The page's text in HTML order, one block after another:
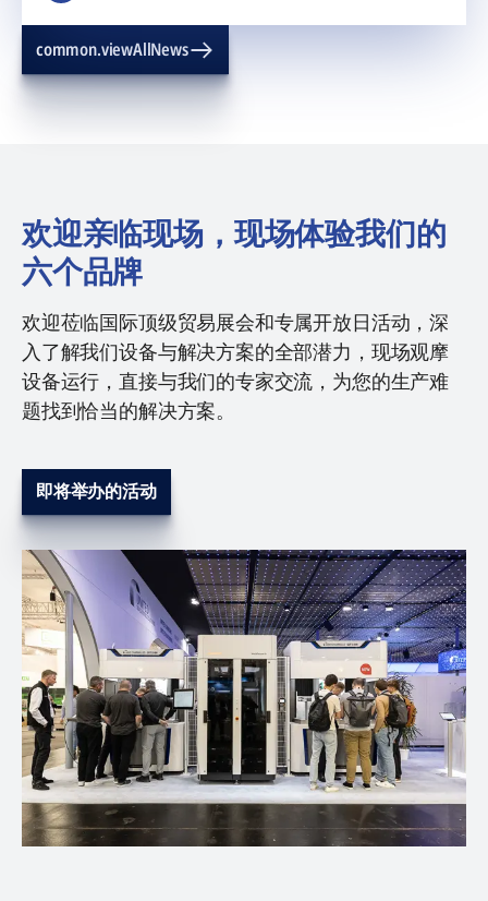
common.viewAllNews
欢迎亲临现场，现场体验我们的
六个品牌
欢迎莅临国际顶级贸易展会和专属开放日活动，深
入了解我们设备与解决方案的全部潜力，现场观摩
设备运行，直接与我们的专家交流，为您的生产难
题找到恰当的解决方案。
即将举办的活动